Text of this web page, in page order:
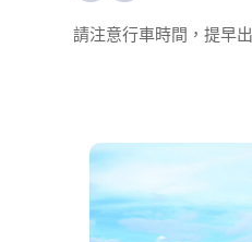
請注意行車時間，提早